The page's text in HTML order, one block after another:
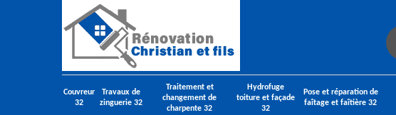
Couvreur
32
Travaux de
zinguerie 32
Traitement et
changement de
charpente 32
Hydrofuge
toiture et façade
32
Pose et réparation de
faîtage et faîtière 32